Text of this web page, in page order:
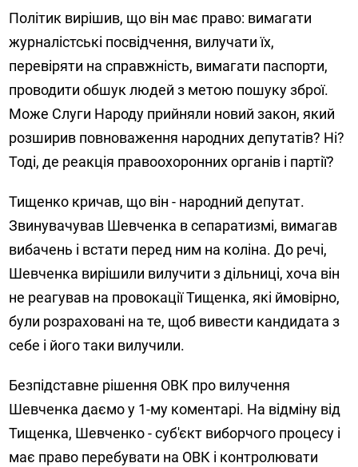
Політик вирішив, що він має право: вимагати
журналістські посвідчення, вилучати їх,
перевіряти на справжність, вимагати паспорти,
проводити обшук людей з метою пошуку зброї.
Може Слуги Народу прийняли новий закон, який
розширив повноваження народних депутатів? Ні?
Тоді, де реакція правоохоронних органів і партії?
Тищенко кричав, що він - народний депутат.
Звинувачував Шевченка в сепаратизмі, вимагав
вибачень і встати перед ним на коліна. До речі,
Шевченка вирішили вилучити з дільниці, хоча він
не реагував на провокації Тищенка, які ймовірно,
були розраховані на те, щоб вивести кандидата з
себе і його таки вилучили.
Безпідставне рішення ОВК про вилучення
Шевченка даємо у 1-му коментарі. На відміну від
Тищенка, Шевченко - суб'єкт виборчого процесу і
має право перебувати на ОВК і контролювати